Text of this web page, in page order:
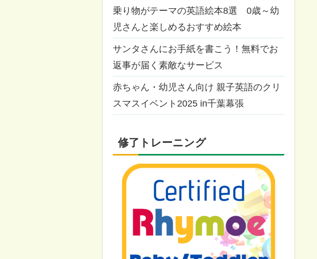
乗り物がテーマの英語絵本8選 0歳～幼
児さんと楽しめるおすすめ絵本
サンタさんにお手紙を書こう！無料でお
返事が届く素敵なサービス
赤ちゃん・幼児さん向け 親子英語のクリ
スマスイベント2025 in千葉幕張
修了トレーニング